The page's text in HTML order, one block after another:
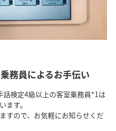
務員によるお手伝い
検定4級以上の客室乗務員*1は
ます。
すので、お気軽にお知らせくだ